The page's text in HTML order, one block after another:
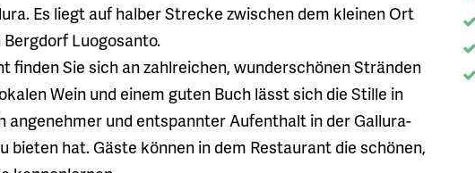
Es liegt auf halber Strecke zwischen dem kleinen Ort
Luogosanto.
finden Sie sich an zahlreichen, wunderschönen Stränden
Wein und einem guten Buch lässt sich die Stille in
angenehmer und entspannter Aufenthalt in der Gallura-
bieten hat. Gäste können in dem Restaurant die schönen,